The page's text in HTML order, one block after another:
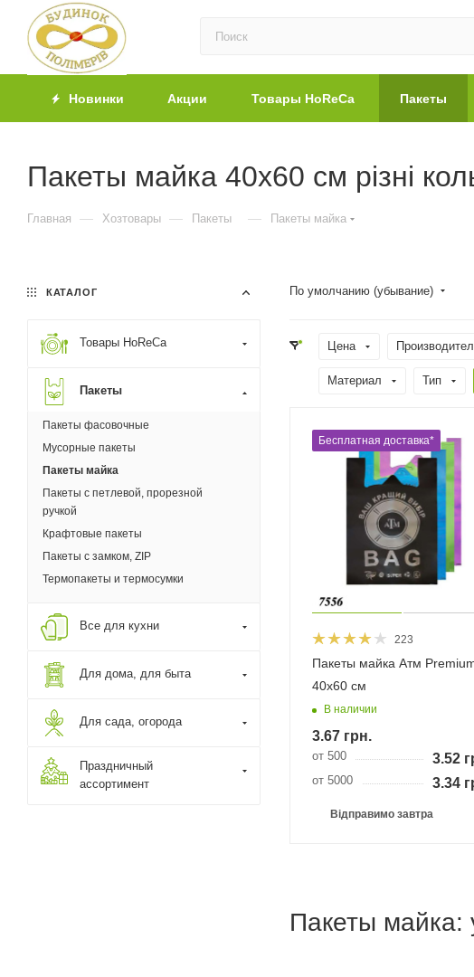
Новинки Акции Товары HoReCa Пакеты
Пакеты майка 40х60 см різні
Главная — Хозтовары — Пакеты — Пакеты майка
По умолчанию (убывание)
Цена
Материал Тип
Бесплатная доставка*
223
Пакеты майка Атм
40х60 см
В наличии
3.67 грн.
от 500 3.52
от 5000 3.34
Відправимо завтра
Пакеты майка:
КАТАЛОГ
Товары HoReCa
Пакеты
Пакеты фасовочные
Мусорные пакеты
Пакеты майка
Пакеты с петлевой, прорезной
ручкой
Крафтовые пакеты
Пакеты с замком, ZIP
Термопакеты и термосумки
Все для кухни
Для дома, для быта
Для сада, огорода
Праздничный
ассортимент